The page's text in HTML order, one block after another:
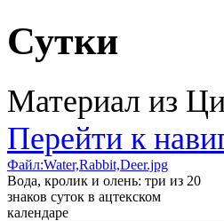
Сутки
Материал из
Перейти к
Файл:Water,Rabbit,Deer.jpg
Вода, кролик и олень: три из 20
знаков суток в ацтекском
календаре